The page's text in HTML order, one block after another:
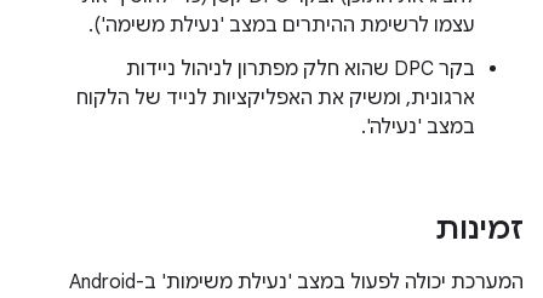
עצמו לרשימת ההיתרים במצב 'נעילת משימה').
בקר DPC שהוא חלק מפתרון לניהול ניידות
ארגונית, ומשיק את האפליקציות לנייד של הלקוח
במצב 'נעילה'.
זמינות
המערכת יכולה לפעול במצב 'נעילת משימות' ב-Android